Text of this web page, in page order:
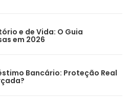
e de Vida: O Guia
em 2026
Bancário: Proteção Real